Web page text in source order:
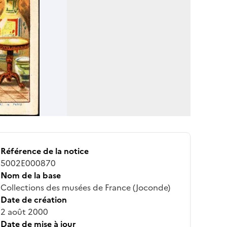
Référence de la notice
5002E000870
Nom de la base
Collections des musées de France (Joconde)
Date de création
2 août 2000
Date de mise à jour